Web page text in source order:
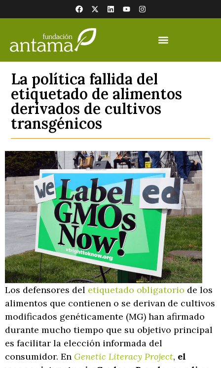
La política fallida del
etiquetado de alimentos
derivados de cultivos
transgénicos
Los defensores del etiquetado obligatorio de los
alimentos que contienen o se derivan de cultivos
modificados genéticamente (MG) han afirmado
durante mucho tiempo que su objetivo principal
es facilitar la elección informada del
consumidor. En Genetic Literacy Project, el